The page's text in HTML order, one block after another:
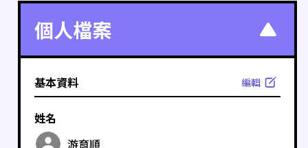
個人檔案
基本資料 編輯
姓名
游育順